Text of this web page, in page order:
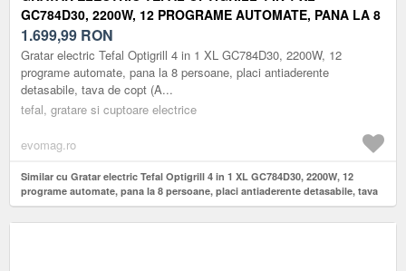
GC784D30, 2200W, 12 PROGRAME AUTOMATE, PANA LA 8
PERSOANE, PLACI ANTIADERENTE DETASABILE, TAVA DE
COPT (ARGINTIU)
1.699,99 RON
Gratar electric Tefal Optigrill 4 in 1 XL GC784D30, 2200W, 12
programe automate, pana la 8 persoane, placi antiaderente
detasabile, tava de copt (A...
tefal, gratare si cuptoare electrice
evomag.ro
Similar cu Gratar electric Tefal Optigrill 4 in 1 XL GC784D30, 2200W, 12
programe automate, pana la 8 persoane, placi antiaderente detasabile, tava
de copt (Argintiu)